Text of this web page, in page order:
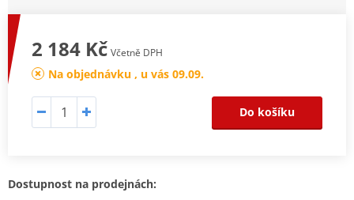
2 184 Kč Včetně DPH
Na objednávku , u vás 09.09.
Do košíku
Dostupnost na prodejnách: